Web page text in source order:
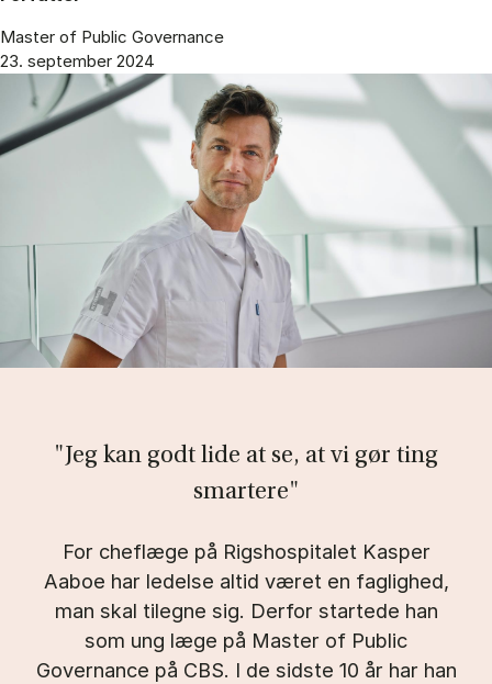
Master of Public Governance
23. september 2024
"Jeg kan godt lide at se, at vi gør ting
smartere"
For cheflæge på Rigshospitalet Kasper
Aaboe har ledelse altid været en faglighed,
man skal tilegne sig. Derfor startede han
som ung læge på Master of Public
Governance på CBS. I de sidste 10 år har han